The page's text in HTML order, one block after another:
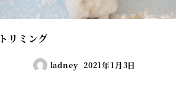
トリミング
ladney 2021年1月3日